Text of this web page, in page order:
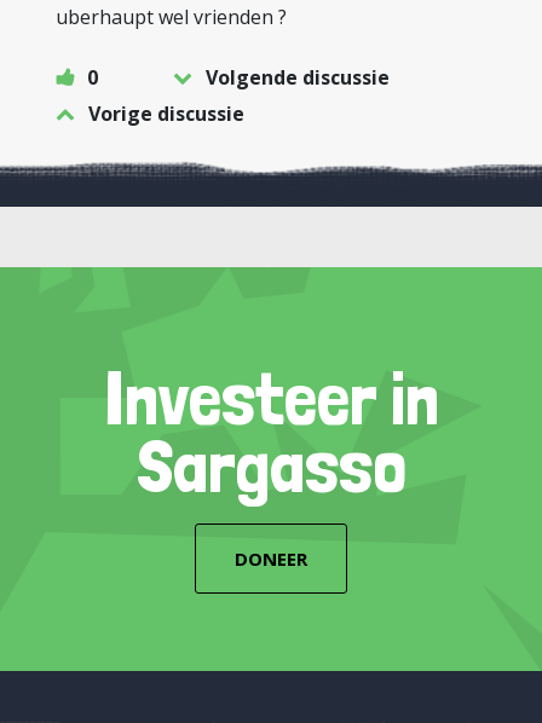
uberhaupt wel vrienden ?
0
Volgende discussie
Vorige discussie
Investeer in
Sargasso
DONEER